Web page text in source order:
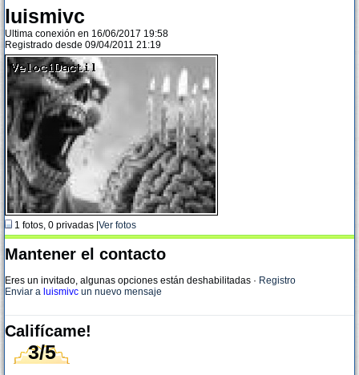
luismivc
Ultima conexión en 16/06/2017 19:58
Registrado desde 09/04/2011 21:19
1 fotos, 0 privadas | Ver fotos
Mantener el contacto
Eres un invitado, algunas opciones están deshabilitadas · Registro
Enviar a luismivc un nuevo mensaje
Califícame!
3/5